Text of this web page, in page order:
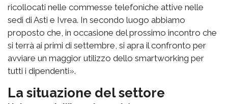
ricollocati nelle commesse telefoniche attive nelle
sedi di Asti e Ivrea. In secondo luogo abbiamo
proposto che, in occasione del prossimo incontro che
si terrà ai primi di settembre, si apra il confronto per
avviare un maggior utilizzo dello smartworking per
tutti i dipendenti».
La situazione del settore